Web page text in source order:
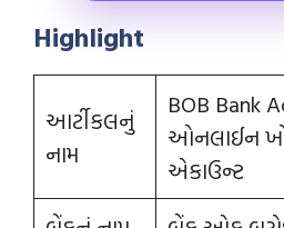
Highlight
આર્ટીકલનું
નામ
BOB Bank
ઓનલાઈન
એકાઉન્ટ